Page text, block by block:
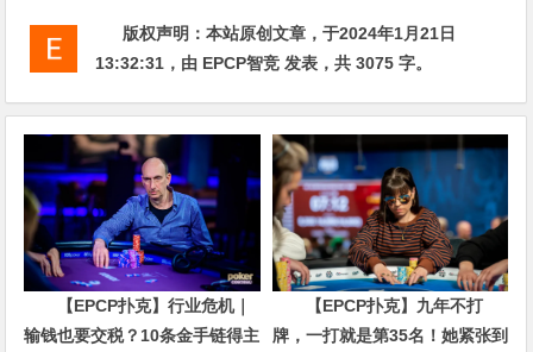
版权声明：本站原创文章，于2024年1月21日
13:32:31 ，由 EPCP智竞 发表，共 3075 字。
【EPCP扑克】行业危机｜
输钱也要交税？10条金手链得主
【EPCP扑克】九年不打
牌，一打就是第35名！她紧张到